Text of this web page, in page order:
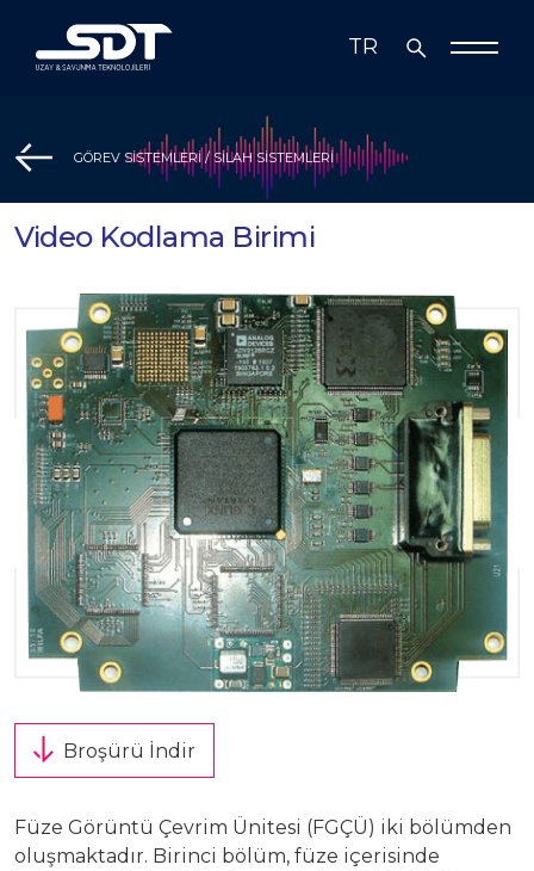
TR
Çözümlerimiz
Radar, Elektronik Harp ve Haberleşme
Görev Sistemleri
Simülasyon Sistemleri ve Bilişim
Teknolojileri
Üretim Programları
Medya
İş Ortakları
Yatırımcı İlişkileri
Yatırımcı İlişkileri
Şirket Bilgileri
Halka Arz
Özel Durum Açıklamaları
Finansal Bilgiler
Sürdürülebilirlik
Kariyer
Bize Ulaşın
GÖREV SİSTEMLERİ / SİLAH SİSTEMLERİ
Video Kodlama Birimi
Broşürü İndir
Füze Görüntü Çevrim Ünitesi (FGÇÜ) iki bölümden
oluşmaktadır. Birinci bölüm, füze içerisinde